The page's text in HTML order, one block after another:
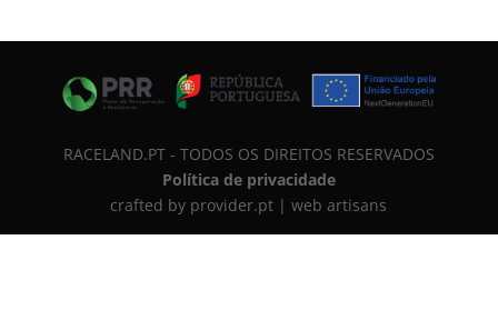
RACELAND.PT - TODOS OS DIREITOS RESERVADOS
Política de privacidade
crafted by provider.pt | web artisans